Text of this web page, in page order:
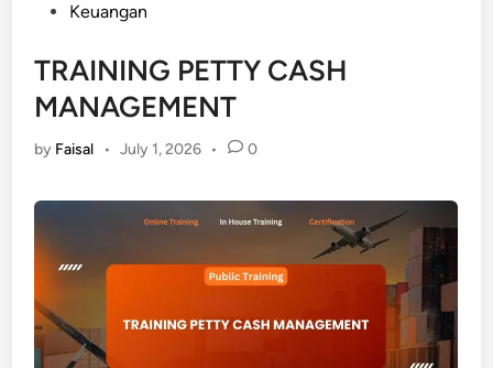
Keuangan
TRAINING PETTY CASH
MANAGEMENT
by Faisal • July 1, 2026 • 0